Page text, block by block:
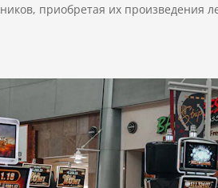
приобретая их произведения